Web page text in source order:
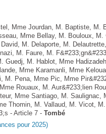
Mme Jourdan, M. Baptiste, M.
Mme Bellay, M. Bouloux,
M. Delaporte, M.
M. Faure, M.
Guedj, M. Hablot, Mme
Mme Karamanli, Mme
M. Pena, Mme Pic, Mme
Rouaux, M. Aur&#233;lien
Mme Santiago, M. Saulignac,
Thomin, M. Vallaud, M. Vicot,
- Article 7 - Tombé
pour 2025)